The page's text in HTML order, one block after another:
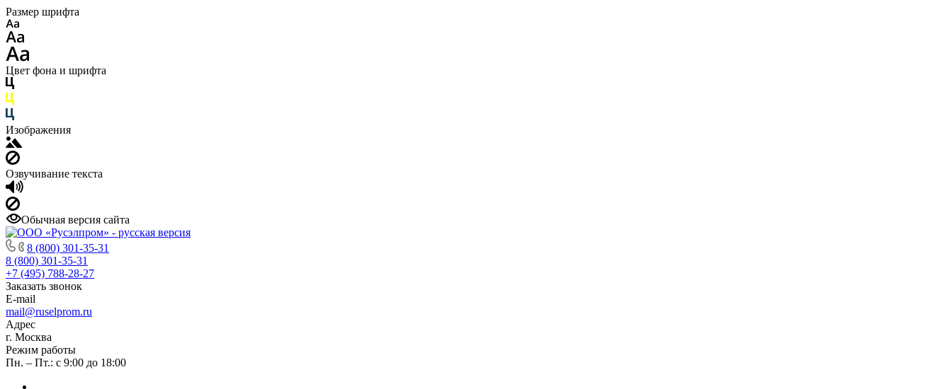
Размер шрифта
Цвет фона и шрифта
Изображения
Озвучивание текста
Обычная версия сайта
8 (800) 301-35-31
8 (800) 301-35-31
+7 (495) 788-28-27
Заказать звонок
E-mail
mail@ruselprom.ru
Адрес
г. Москва
Режим работы
Пн. – Пт.: с 9:00 до 18:00